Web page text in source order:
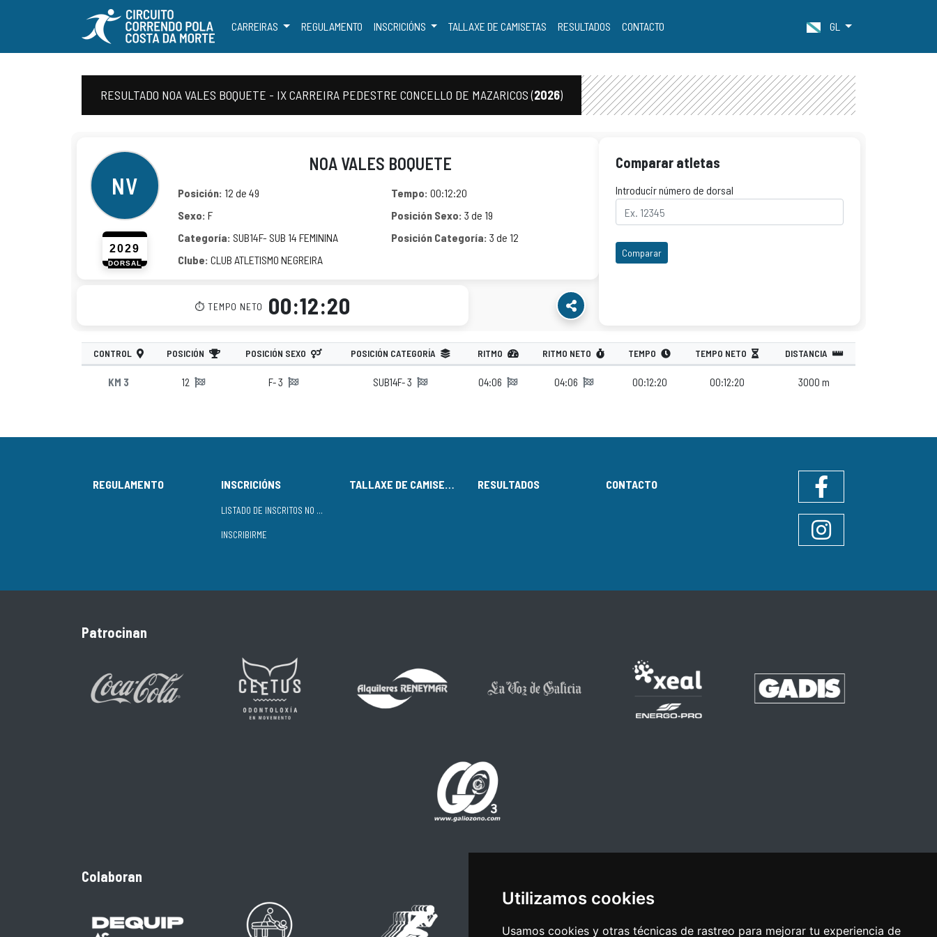
Utilizamos cookies
Usamos cookies y otras técnicas de rastreo para mejorar tu experiencia de
CARREIRAS REGULAMENTO INSCRICIÓNS TALLAXE DE CAMISETAS RESULTADOS CONTACTO GL
RESULTADO NOA VALES BOQUETE - IX CARREIRA PEDESTRE CONCELLO DE MAZARICOS (2026)
NV
2029
DORSAL
NOA VALES BOQUETE
Posición: 12 de 49 Tempo: 00:12:20
Sexo: F Posición Sexo: 3 de 19
Categoría: SUB14F- SUB 14 FEMININA Posición Categoría: 3 de 12
Clube: CLUB ATLETISMO NEGREIRA
⏱ TEMPO NETO 00:12:20
Comparar atletas
Introducir número de dorsal
Comparar
CONTROL POSICIÓN POSICIÓN SEXO POSICIÓN CATEGORÍA RITMO RITMO NETO TEMPO TEMPO NETO DISTANCIA
KM 3 12 F- 3 SUB14F- 3 04:06 04:06 00:12:20 00:12:20 3000 m
REGULAMENTO INSCRICIÓNS
LISTADO DE INSCRITOS NO CIRCUÍTO
INSCRIBIRME
TALLAXE DE CAMISETAS RESULTADOS CONTACTO
Instagram
Patrocinan
Colaboran